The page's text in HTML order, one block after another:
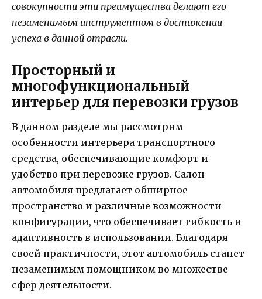
совокупности эти преимущества делают его
незаменимым инструментом в достижении
успеха в данной отрасли.
Просторный и
многофункциональный
интерьер для перевозки грузов
В данном разделе мы рассмотрим
особенности интерьера транспортного
средства, обеспечивающие комфорт и
удобство при перевозке грузов. Салон
автомобиля предлагает обширное
пространство и различные возможности
конфигурации, что обеспечивает гибкость и
адаптивность в использовании. Благодаря
своей практичности, этот автомобиль станет
незаменимым помощником во множестве
сфер деятельности.